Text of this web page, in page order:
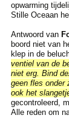
opwarming
Stille Oceaan
Antwoord van
boord niet van
klep in de
ventiel van de
niet erg. Bind
geen fles onder
ook het
gecontroleerd,
Alle reden om